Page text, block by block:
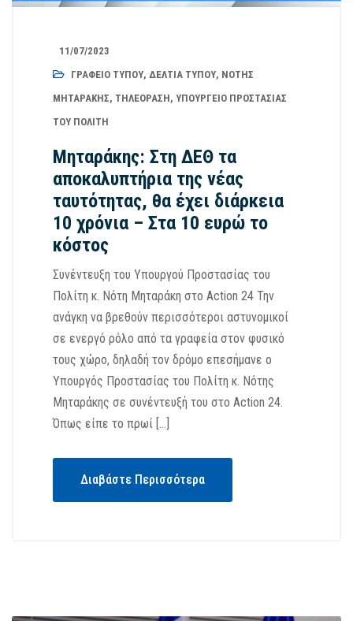
11/07/2023
ΓΡΑΦΕΊΟ ΤΎΠΟΥ, ΔΕΛΤΊΑ ΤΎΠΟΥ, ΝΌΤΗΣ
ΜΗΤΑΡΆΚΗΣ, ΤΗΛΕΌΡΑΣΗ, ΥΠΟΥΡΓΕΊΟ ΠΡΟΣΤΑΣΊΑΣ
ΤΟΥ ΠΟΛΊΤΗ
Μηταράκης: Στη ΔΕΘ τα
αποκαλυπτήρια της νέας
ταυτότητας, θα έχει διάρκεια
10 χρόνια – Στα 10 ευρώ το
κόστος
Συνέντευξη του Υπουργού Προστασίας του
Πολίτη κ. Νότη Μηταράκη στο Action 24 Την
ανάγκη να βρεθούν περισσότεροι αστυνομικοί
σε ενεργό ρόλο από τα γραφεία στον φυσικό
τους χώρο, δηλαδή τον δρόμο επεσήμανε ο
Υπουργός Προστασίας του Πολίτη κ. Νότης
Μηταράκης σε συνέντευξή του στο Action 24.
Όπως είπε το πρωί […]
Διαβάστε Περισσότερα